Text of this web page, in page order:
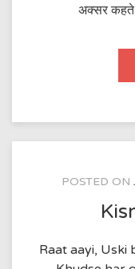
अक्सर
POSTED ON
Raat aayi, Uski